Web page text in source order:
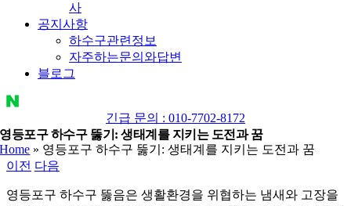
사
공지사항
하수구관련정보
자주하는문의와답변
블로그
네
버
블
로
긴급 문의 : 010-7702-8172
영등포구 하수구 뚫기: 생태계를 지키는 도전과 꿈
Home » 영등포구 하수구 뚫기: 생태계를 지키는 도전과 꿈
이전 다음
영등포구 하수구 뚫음은 생활환경을 위협하는 냄새와 고장을